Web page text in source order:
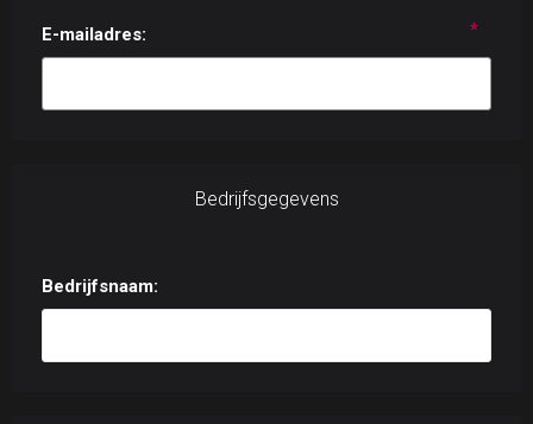
E-mailadres: *
Bedrijfsgegevens
Bedrijfsnaam: